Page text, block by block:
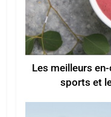
Les meilleurs
sports et